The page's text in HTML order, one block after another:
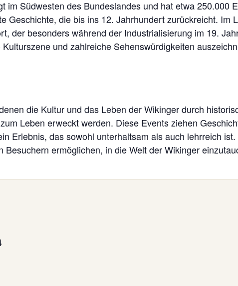
im Südwesten des Bundeslandes und hat etwa 250.000
Geschichte, die bis ins 12. Jahrhundert zurückreicht. Im
der besonders während der Industrialisierung im 19.
und zahlreiche Sehenswürdigkeiten
die Kultur und das Leben der Wikinger durch
Leben erweckt werden. Diese Events ziehen
Erlebnis, das sowohl unterhaltsam als auch lehrreich
ermöglichen, in die Welt der Wikinger